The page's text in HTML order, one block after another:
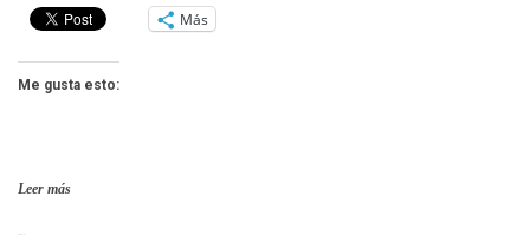
Más
Me gusta esto:
Leer más